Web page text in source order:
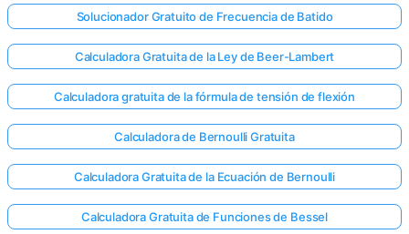
Solucionador Gratuito de Frecuencia de Batido
Calculadora Gratuita de la Ley de Beer-Lambert
Calculadora gratuita de la fórmula de tensión de flexión
Calculadora de Bernoulli Gratuita
Calculadora Gratuita de la Ecuación de Bernoulli
Calculadora Gratuita de Funciones de Bessel